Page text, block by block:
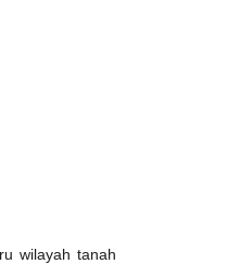
wilayah tanah